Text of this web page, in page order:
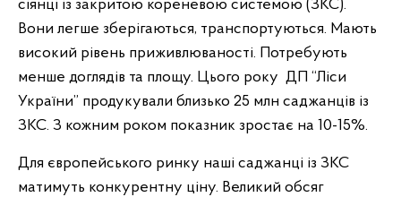
сіянці із закритою кореневою системою (ЗКС).
Вони легше зберігаються, транспортуються. Мають
високий рівень приживлюваності. Потребують
менше доглядів та площу. Цього року ДП “Ліси
України” продукували близько 25 млн саджанців із
ЗКС. З кожним роком показник зростає на 10-15%.
Для європейського ринку наші саджанці із ЗКС
матимуть конкурентну ціну. Великий обсяг